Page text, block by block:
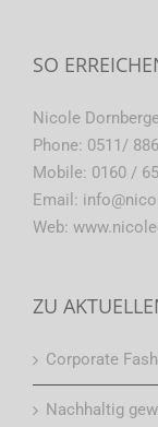
SO
Nicole
Phone: 0511/
Mobile: 0160 /
Email:
Web:
ZU
Corporate
Nachhaltig